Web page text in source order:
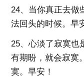
24、当你真正去做
法回头的时候。早
25、心淡了寂寞也
有期盼，就会寂寞
寞。早安！